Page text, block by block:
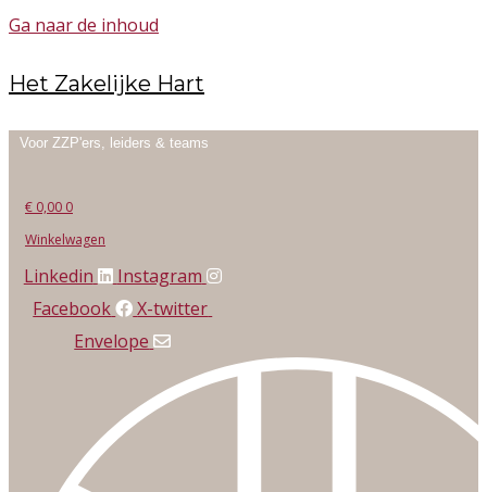
Ga naar de inhoud
Het Zakelijke Hart
Voor ZZP'ers, leiders & teams
€ 0,00 0
Winkelwagen
Linkedin
Instagram
Facebook
X-twitter
Envelope